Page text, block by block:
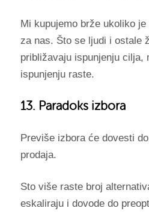
Mi kupujemo brže ukoliko
za nas. Što se ljudi i ostale
približavaju ispunjenju cilja,
ispunjenju raste.
13. Paradoks izbora
Previše izbora će dovesti
prodaja.
Sto više raste broj
eskaliraju i dovode do